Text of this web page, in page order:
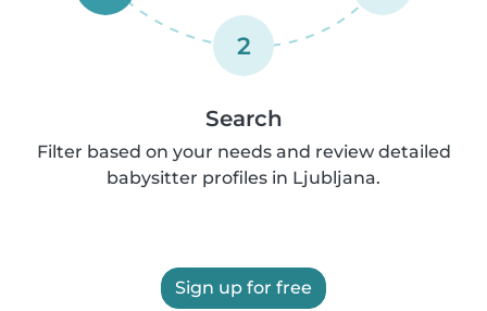
2
Search
Filter based on your needs and review detailed
babysitter profiles in Ljubljana.
Sign up for free